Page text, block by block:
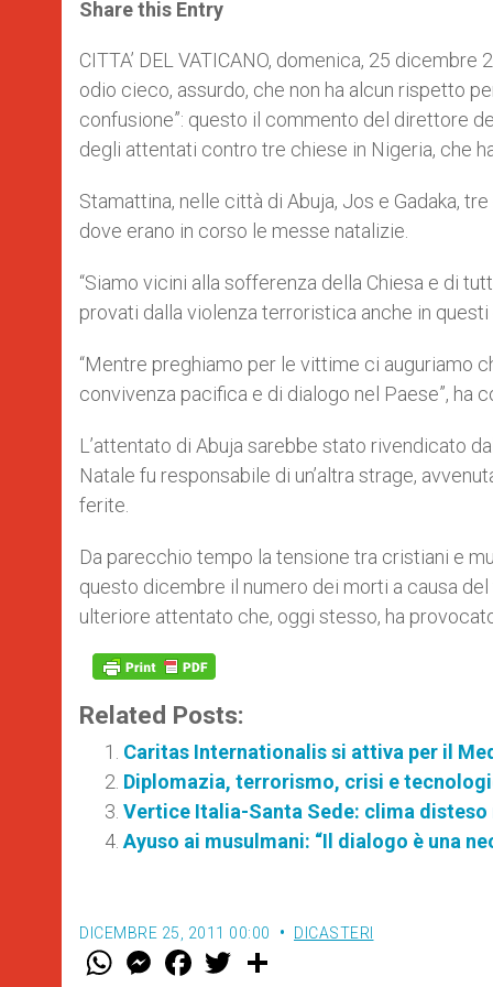
s
p
p
e
g
e
r
b
o
k
r
Share this Entry
CITTA’ DEL VATICANO, domenica, 25 dicembre
odio cieco, assurdo, che non ha alcun rispetto
confusione”: questo il commento del direttore
degli attentati contro tre chiese in Nigeria, che
Stamattina, nelle città di Abuja, Jos e Gadaka,
dove erano in corso le messe natalizie.
“Siamo vicini alla sofferenza della Chiesa e di
provati dalla violenza terroristica anche in
“Mentre preghiamo per le vittime ci auguriamo
convivenza pacifica e di dialogo nel Paese”, ha
L’attentato di Abuja sarebbe stato rivendicato
Natale fu responsabile di un’altra strage,
ferite.
Da parecchio tempo la tensione tra cristiani e
questo dicembre il numero dei morti a causa
ulteriore attentato che, oggi stesso, ha
Related Posts:
Caritas Internationalis si attiva per il
Diplomazia, terrorismo, crisi e
Vertice Italia-Santa Sede: clima
Ayuso ai musulmani: “Il dialogo è una
DICEMBRE 25, 2011 00:00 DICASTERI
W M
e
F
a w